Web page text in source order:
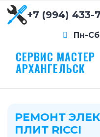
+7 (994) 433-
Пн-Сб
СЕРВИС МАСТЕР
АРХАНГЕЛЬСК
РЕМОНТ
ПЛИТ RICCI